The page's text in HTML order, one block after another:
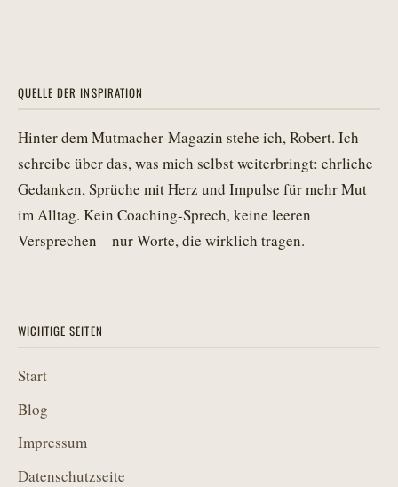
QUELLE DER INSPIRATION
Hinter dem Mutmacher-Magazin stehe ich, Robert. Ich
schreibe über das, was mich selbst weiterbringt: ehrliche
Gedanken, Sprüche mit Herz und Impulse für mehr Mut
im Alltag. Kein Coaching-Sprech, keine leeren
Versprechen – nur Worte, die wirklich tragen.
WICHTIGE SEITEN
Start
Blog
Impressum
Datenschutzseite